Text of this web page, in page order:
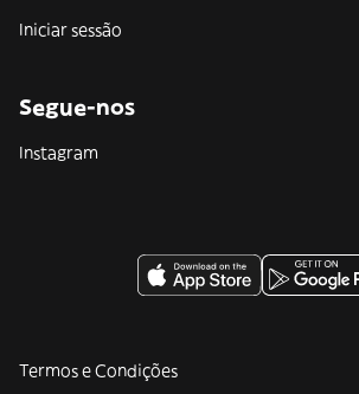
Iniciar sessão
Segue-nos
Instagram
Termos e Condições